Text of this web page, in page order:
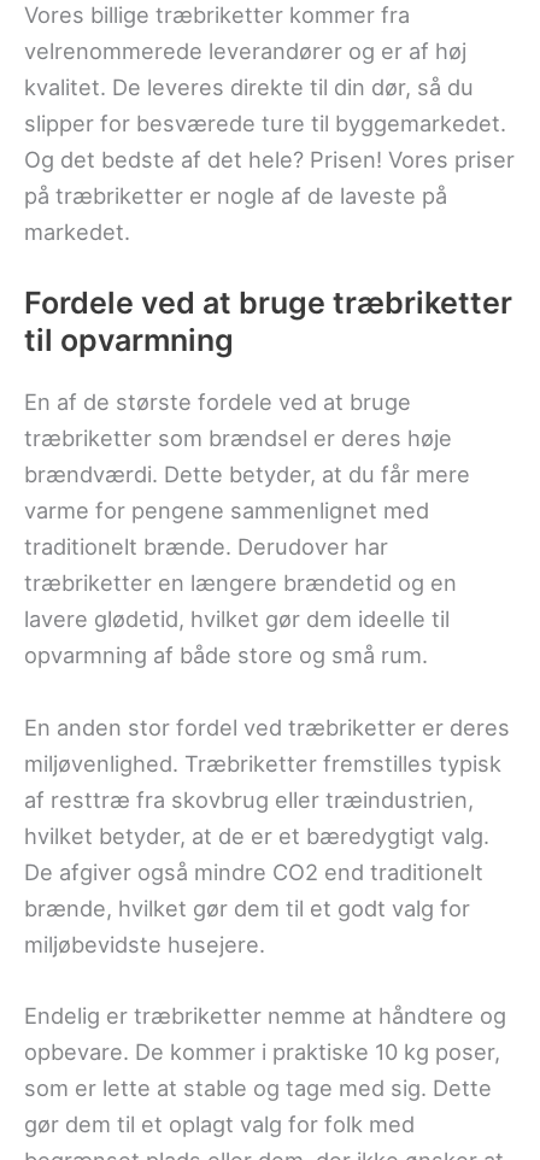
Vores billige træbriketter kommer fra
velrenommerede leverandører og er af høj
kvalitet. De leveres direkte til din dør, så du
slipper for besværede ture til byggemarkedet.
Og det bedste af det hele? Prisen! Vores priser
på træbriketter er nogle af de laveste på
markedet.
Fordele ved at bruge træbriketter
til opvarmning
En af de største fordele ved at bruge
træbriketter som brændsel er deres høje
brændværdi. Dette betyder, at du får mere
varme for pengene sammenlignet med
traditionelt brænde. Derudover har
træbriketter en længere brændetid og en
lavere glødetid, hvilket gør dem ideelle til
opvarmning af både store og små rum.
En anden stor fordel ved træbriketter er deres
miljøvenlighed. Træbriketter fremstilles typisk
af resttræ fra skovbrug eller træindustrien,
hvilket betyder, at de er et bæredygtigt valg.
De afgiver også mindre CO2 end traditionelt
brænde, hvilket gør dem til et godt valg for
miljøbevidste husejere.
Endelig er træbriketter nemme at håndtere og
opbevare. De kommer i praktiske 10 kg poser,
som er lette at stable og tage med sig. Dette
gør dem til et oplagt valg for folk med